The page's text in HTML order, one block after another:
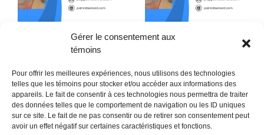
Gérer le consentement aux
témoins
Pour offrir les meilleures expériences, nous utilisons des technologies
telles que les témoins pour stocker et/ou accéder aux informations des
appareils. Le fait de consentir à ces technologies nous permettra de traiter
des données telles que le comportement de navigation ou les ID uniques
sur ce site. Le fait de ne pas consentir ou de retirer son consentement peut
avoir un effet négatif sur certaines caractéristiques et fonctions.
Dieu dans l’art abstrait
l’indifférence
POLITIQUE CONFIDENTIALITÉES